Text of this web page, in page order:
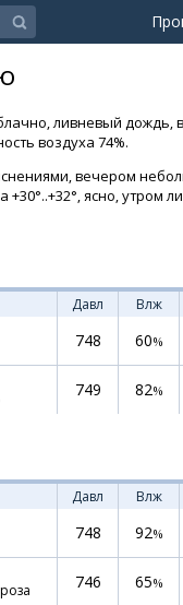
ливневый дождь,
воздуха 74%.
вечером
+30°..+32°, ясно, утром
Давл Влж
748 60%
749 82%
Давл Влж
748 92%
746 65%